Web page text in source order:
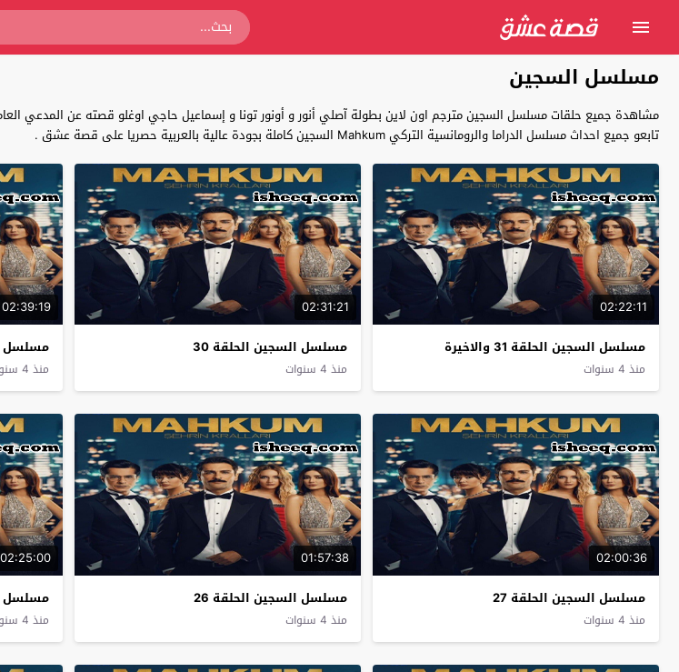
مسلسل السجين
مشاهدة جميع حلقات مسلسل السجين مترجم اون لاين بطولة آصلي أنور و أونور تونا و إسماعيل حاجي اوغلو قصته عن المدعي
تابعو جميع احداث مسلسل الدراما والرومانسية التركي Mahkum السجين كاملة بجودة عالية بالعربية حصريا على قصة عشق .
02:22:11
مسلسل السجين الحلقة 31 والاخيرة
منذ 4 سنوات
02:31:21
مسلسل السجين الحلقة 30
منذ 4 سنوات
02:39:19
مسلسل
منذ 4 سنوات
02:00:36
مسلسل السجين الحلقة 27
منذ 4 سنوات
01:57:38
مسلسل السجين الحلقة 26
منذ 4 سنوات
02:25:00
مسلسل
منذ 4 سنوات